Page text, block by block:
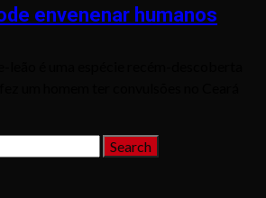
envenenar humanos